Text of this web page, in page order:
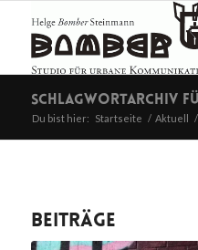
Schlagwortarchiv
Du bist hier: Startseite / Aktuell /
Beiträge